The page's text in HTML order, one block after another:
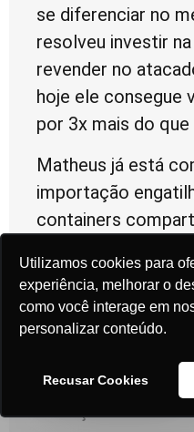
Utilizamos cookies para
experiência, melhorar o
como você interage em
personalizar conteúdo.
Recusar Cookies
se diferenciar no
resolveu investir
revender no
hoje ele consegue
por 3x mais do
Matheus já está
importação
containers
crescer nos
uma dica para
China, para reduzir
lucro:‘faça sua
custo. Só assim
CONTRATAR